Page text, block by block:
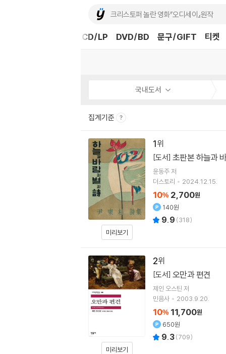
CD/LP DVD/BD 문구/GIFT 티켓
국내도서
집계기준
1
미리보기
[도서] 초판본 하늘과
윤동주저
더스토리
2024.12.15.
10% 2,700원
140원
9.9 (318)
2
미리보기
[도서] 오만과 편견
제인 오스틴 저
민음사
2003.9.20.
10% 11,700원
650원
9.3(709)